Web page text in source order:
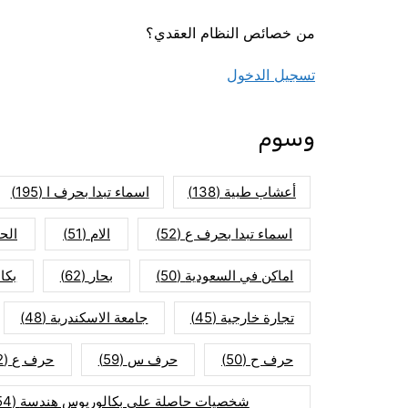
من خصائص النظام العقدي؟
تسجيل الدخول
وسوم
أعشاب طبية (138) اسماء تبدا بحرف ا (195)
اسماء تبدا بحرف ع (52) الام (51)
اماكن في السعودية (50) بحار (62)
تجارة خارجية (45) جامعة الاسكندرية (48)
حرف ح (50) حرف س (59) حرف ع (52)
شخصيات حاصلة على بكالوريوس هندسة (154)